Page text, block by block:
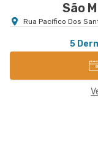
São
Rua Pacífico Dos
5